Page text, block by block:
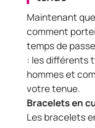
Maintenant
comment
temps de
: les différents
hommes et
votre tenue.
Bracelets en
Les bracelets